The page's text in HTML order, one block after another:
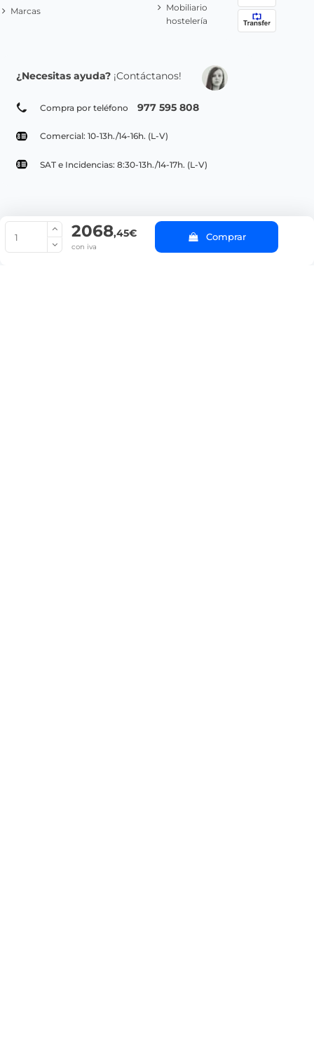
2068,45€
con iva
Comprar
Marcas
Mobiliario
hostelería
¿Necesitas ayuda? ¡Contáctanos!
Compra por teléfono 977 595 808
Comercial: 10-13h./14-16h. (L-V)
SAT e Incidencias: 8:30-13h./14-17h. (L-V)
© Copyright 2022 PepeBar.com | Política de cookies |
Aviso legal y
Condiciones generales de compra |